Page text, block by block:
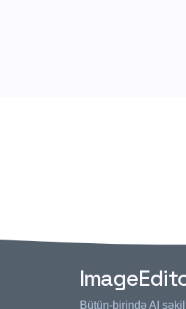
Bütün-birində AI